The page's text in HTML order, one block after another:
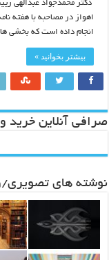
دکتر محمدجواد عبدالهی
اهواز در مصاحبه با هفته
انجام داده است که بخشی
بیشتر بخوانید »
صرافی آنلاین خرید
نوشته های تصویری/